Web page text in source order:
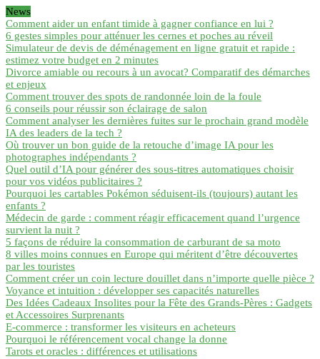
News
Comment aider un enfant timide à gagner confiance en lui ?
6 gestes simples pour atténuer les cernes et poches au réveil
Simulateur de devis de déménagement en ligne gratuit et rapide :
estimez votre budget en 2 minutes
Divorce amiable ou recours à un avocat? Comparatif des démarches
et enjeux
Comment trouver des spots de randonnée loin de la foule
6 conseils pour réussir son éclairage de salon
Comment analyser les dernières fuites sur le prochain grand modèle
IA des leaders de la tech ?
Où trouver un bon guide de la retouche d’image IA pour les
photographes indépendants ?
Quel outil d’IA pour générer des sous-titres automatiques choisir
pour vos vidéos publicitaires ?
Pourquoi les cartables Pokémon séduisent-ils (toujours) autant les
enfants ?
Médecin de garde : comment réagir efficacement quand l’urgence
survient la nuit ?
5 façons de réduire la consommation de carburant de sa moto
8 villes moins connues en Europe qui méritent d’être découvertes
par les touristes
Comment créer un coin lecture douillet dans n’importe quelle pièce ?
Voyance et intuition : développer ses capacités naturelles
Des Idées Cadeaux Insolites pour la Fête des Grands-Pères : Gadgets
et Accessoires Surprenants
E-commerce : transformer les visiteurs en acheteurs
Pourquoi le référencement vocal change la donne
Tarots et oracles : différences et utilisations